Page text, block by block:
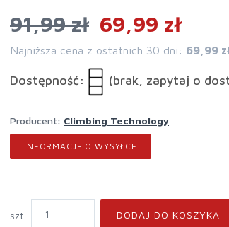
91,99 zł 69,99 zł
Najniższa cena z ostatnich 30 dni: 69,99
Dostępność: (brak, zapytaj o
Producent: Climbing Technology
INFORMACJE O WYSYŁCE
szt. DODAJ DO KOSZYKA